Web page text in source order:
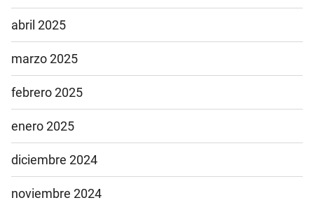
abril 2025
marzo 2025
febrero 2025
enero 2025
diciembre 2024
noviembre 2024